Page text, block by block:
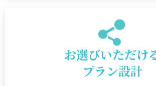
お選びいただけ
プラン設計